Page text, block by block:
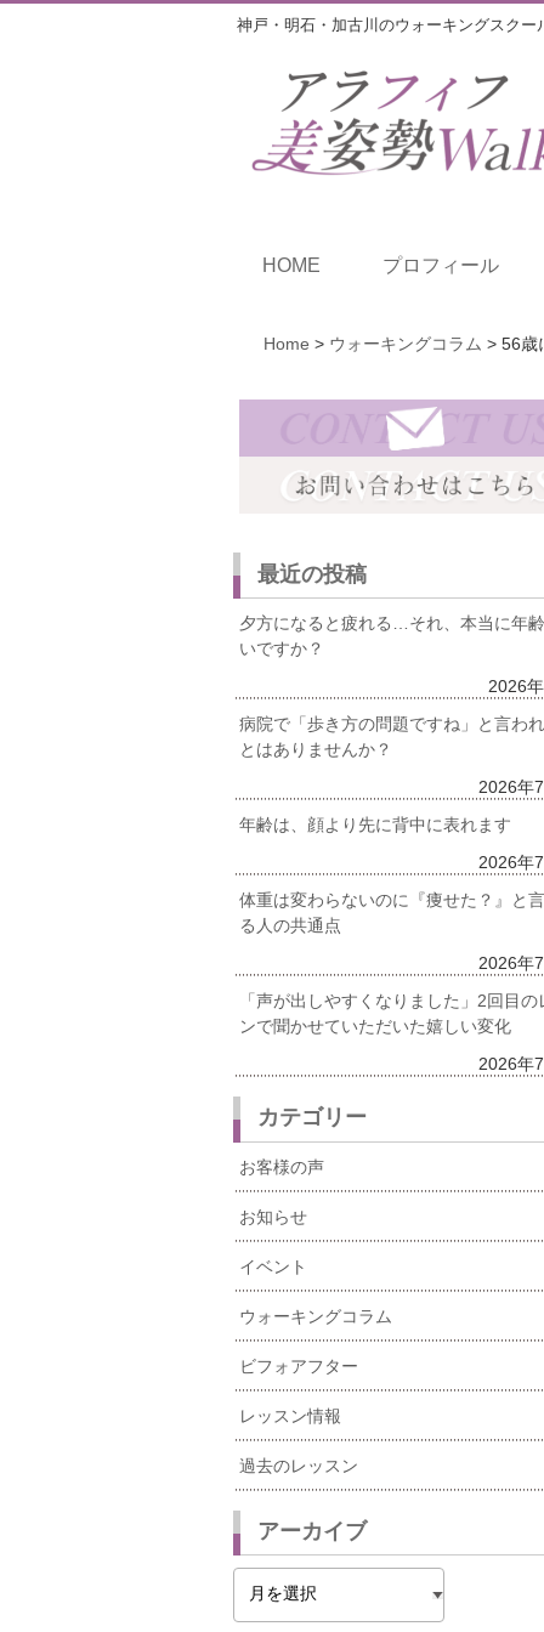
神戸・明石・加古川のウォーキングスク
HOME プロフィール
Home > ウォーキングコラム > 56歳
最近の投稿
夕方になると疲れる…それ、本当に年
いですか？
2026
病院で「歩き方の問題ですね」と言わ
とはありませんか？
2026年
年齢は、顔より先に背中に表れます
2026年
体重は変わらないのに『痩せた？』と
る人の共通点
2026年
「声が出しやすくなりました」2回目の
ンで聞かせていただいた嬉しい変化
2026年
カテゴリー
お客様の声
お知らせ
イベント
ウォーキングコラム
ビフォアフター
レッスン情報
過去のレッスン
アーカイブ